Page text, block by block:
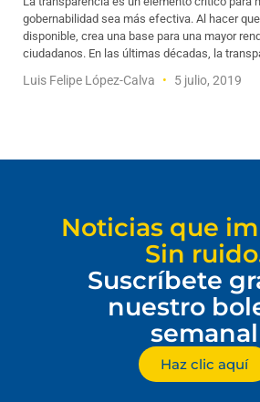
gobernabilidad sea más efectiva. Al hacer
disponible, crea una base para una mayor
ciudadanos. En las últimas décadas, la
Luis Felipe López-Calva 5 julio, 2019
Noticias que
Sin
Suscríbete
nuestro
semanal
Haz clic aquí